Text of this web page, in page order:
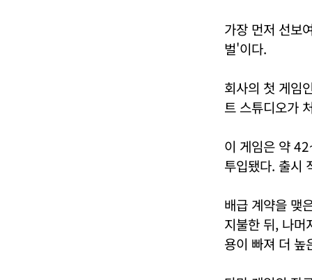
가장 먼저 선보
벌'이다.
회사의 첫 게임
트 스튜디오가
이 게임은 약
투입됐다. 출시
배급 계약을 맺
지불한 뒤, 나머
용이 빠져 더 높